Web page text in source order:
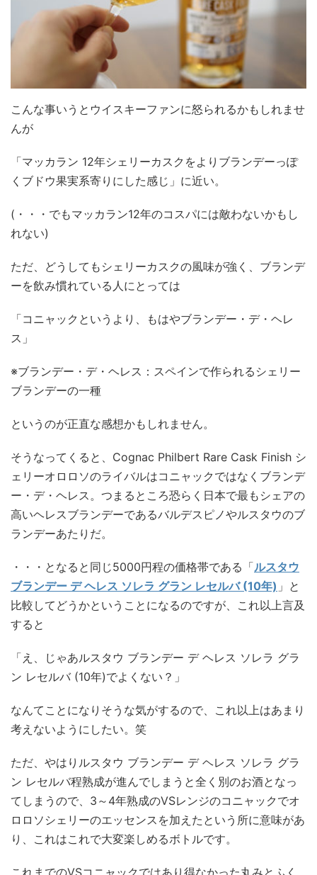
こんな事いうとウイスキーファンに怒られるかもしれませ
んが
「マッカラン 12年シェリーカスクをよりブランデーっぽ
くブドウ果実系寄りにした感じ」に近い。
(・・・でもマッカラン12年のコスパには敵わないかもし
れない)
ただ、どうしてもシェリーカスクの風味が強く、ブランデ
ーを飲み慣れている人にとっては
「コニャックというより、もはやブランデー・デ・ヘレ
ス」
※ブランデー・デ・ヘレス：スペインで作られるシェリー
ブランデーの一種
というのが正直な感想かもしれません。
そうなってくると、Cognac Philbert Rare Cask Finish シ
ェリーオロロソのライバルはコニャックではなくブランデ
ー・デ・ヘレス。つまるところ恐らく日本で最もシェアの
高いヘレスブランデーであるバルデスピノやルスタウのブ
ランデーあたりだ。
・・・となると同じ5000円程の価格帯である「ルスタウ
ブランデー デ ヘレス ソレラ グラン レセルバ (10年) 」と
比較してどうかということになるのですが、これ以上言及
すると
「え、じゃあルスタウ ブランデー デ ヘレス ソレラ グラ
ン レセルバ (10年)でよくない？」
なんてことになりそうな気がするので、これ以上はあまり
考えないようにしたい。笑
ただ、やはりルスタウ ブランデー デ ヘレス ソレラ グラ
ン レセルバ程熟成が進んでしまうと全く別のお酒となっ
てしまうので、3～4年熟成のVSレンジのコニャックでオ
ロロソシェリーのエッセンスを加えたという所に意味があ
り、これはこれで大変楽しめるボトルです。
これまでのVSコニャックではあり得なかった丸みとふく